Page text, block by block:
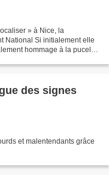
» à Nice, la
National Si initialement elle
hommage à la pucelle
des signes
et malentendants grâce